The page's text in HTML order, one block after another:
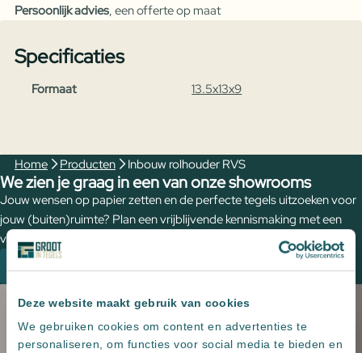
Deze website maakt gebruik van cookies
We gebruiken cookies om content en advertenties te
personaliseren, om functies voor social media te bieden en
Persoonlijk advies, een offerte op maat
Specificaties
Formaat 13.5x13x9
Home Producten Inbouw rolhouder RVS
We zien je graag in een van onze showrooms
Jouw wensen op papier zetten en de perfecte tegels uitzoeken voor
jouw (buiten)ruimte? Plan een vrijblijvende kennismaking met een
van onze adviseurs om de mogelijkheden te bespreken.